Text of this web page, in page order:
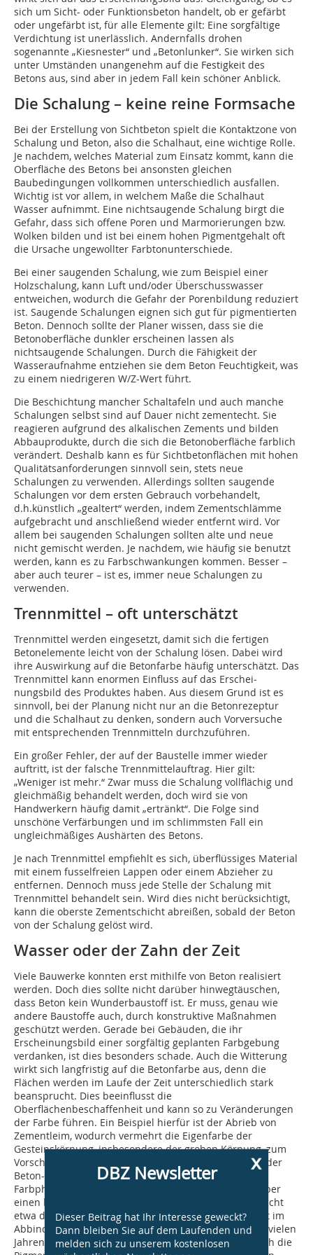
sich um Sicht- oder Funktionsbeton handelt, ob er gefärbt
oder ungefärbt ist, für alle Elemente gilt: Eine sorgfältige
Verdichtung ist unerlässlich. Andernfalls drohen
sogenannte „Kiesnester“ und „Betonlunker“. Sie wirken sich
unter Umständen unangenehm auf die Festigkeit des
Betons aus, sind aber in jedem Fall kein schöner Anblick.
Die Schalung – keine reine Formsache
Bei der Erstellung von Sichtbeton spielt die Kontaktzone von
Schalung und Beton, also die Schalhaut, eine wichtige Rolle.
Je nachdem, welches Material zum Einsatz kommt, kann die
Oberfläche des Betons bei ansonsten gleichen
Baubedingungen vollkommen unterschiedlich ausfallen.
Wichtig ist vor allem, in welchem Maße die Schalhaut
Wasser aufnimmt. Eine nichtsaugende Schalung birgt die
Gefahr, dass sich offene Poren und Marmorierungen bzw.
Wolken bilden und ist bei einem hohen Pigmentgehalt oft
die Ursache ungewollter Farbtonunterschiede.
Bei einer saugenden Schalung, wie zum Beispiel einer
Holzschalung, kann Luft und/oder Überschusswasser
entweichen, wodurch die Gefahr der Porenbildung reduziert
ist. Saugende Schalungen eignen sich gut für pigmentierten
Beton. Dennoch sollte der Planer wissen, dass sie die
Betonoberfläche dunkler erscheinen lassen als
nichtsaugende Schalungen. Durch die Fähigkeit der
Wasseraufnahme entziehen sie dem Beton Feuchtigkeit, was
zu einem niedrigeren W/Z-Wert führt.
Die Beschichtung mancher Schaltafeln und auch manche
Schalungen selbst sind auf Dauer nicht zementecht. Sie
reagieren aufgrund des alkalischen Zements und bilden
Abbauprodukte, durch die sich die Betonoberfläche farblich
verändert. Deshalb kann es für Sichtbetonflächen mit hohen
Qualitätsanforderungen sinnvoll sein, stets neue
Schalungen zu verwenden. Allerdings sollten saugende
Schalungen vor dem ersten Gebrauch vorbehandelt,
d.h.künstlich „gealtert“ werden, indem Zementschlämme
aufgebracht und anschließend wieder entfernt wird. Vor
allem bei saugenden Schalungen sollten alte und neue
nicht gemischt werden. Je nachdem, wie häufig sie benutzt
werden, kann es zu Farbschwankungen kommen. Besser –
aber auch teurer – ist es, immer neue Schalungen zu
verwenden.
Trennmittel – oft unterschätzt
Trennmittel werden eingesetzt, damit sich die fertigen
Betonelemente leicht von der Schalung lösen. Dabei wird
ihre Auswirkung auf die Betonfarbe häufig unterschätzt. Das
Trenn­mittel kann enormen Einfluss auf das Erschei­
nungsbild des Produktes haben. Aus diesem Grund ist es
sinnvoll, bei der Planung nicht nur an die Betonrezeptur
und die Schalhaut zu denken, sondern auch Vorversuche
mit entsprechenden Trennmitteln durchzuführen.
Ein großer Fehler, der auf der Baustelle immer wieder
auftritt, ist der falsche Trennmittelauftrag. Hier gilt:
„Weniger ist mehr.“ Zwar muss die Schalung vollflächig und
gleichmäßig behandelt werden, doch wird sie von
Handwerkern häufig damit „ertränkt“. Die Folge sind
unschöne Verfärbungen und im schlimmsten Fall ein
ungleichmäßiges Aushärten des Betons.
Je nach Trennmittel empfiehlt es sich, über­flüssiges Material
mit einem fusselfreien Lap­pen oder einem Abzieher zu
entfernen. Dennoch muss jede Stelle der Schalung mit
Trennmittel behandelt sein. Wird dies nicht berücksichtigt,
kann die oberste Zementschicht abreißen, sobald der Beton
von der Schalung gelöst wird.
Wasser oder der Zahn der Zeit
Viele Bauwerke konnten erst mithilfe von Beton realisiert
werden. Doch dies sollte nicht darüber hinwegtäuschen,
dass Beton kein Wunderbaustoff ist. Er muss, genau wie
andere Baustoffe auch, durch konstruktive Maßnahmen
geschützt werden. Gerade bei Gebäuden, die ihr
Erscheinungsbild einer sorgfältig geplanten Farbgebung
verdanken, ist dies besonders schade. Auch die Witterung
wirkt sich langfristig auf die Betonfarbe aus, denn die
Flächen werden im Laufe der Zeit unterschiedlich stark
beansprucht. Dies beeinflusst die
Oberflächenbeschaffenheit und kann so zu Veränderungen
der Farbe führen. Ein Beispiel hierfür ist der Abrieb von
Zementleim, wodurch vermehrt die Eigenfarbe der
Gesteinskörnung, insbesondere der groben Körnung, zum
Vorschein kommt. Dadurch wird der Gesamteindruck der
Beton-fläche gravierend verändert. Ein weiteres
Farbphänomen besteht darin, dass gefärbter Beton über
einen langen Zeitraum immer heller wird. Dies liegt nicht
etwa daran, dass die Pigmente verblassen, sondern ist im
Abbindeverhalten des Betons begründet. Selbst nach vielen
Jahren bindet unbeschichteter Beton noch ab, wodurch die
x
DBZ Newsletter
Dieser Beitrag hat Ihr Interesse geweckt?
Dann bleiben Sie auf dem Laufenden und
melden sich zu unserem kostenlosen